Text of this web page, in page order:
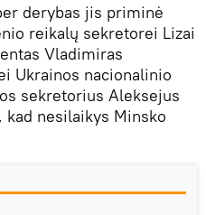
derybas jis priminė
reikalų sekretorei Lizai
Vladimiras
Ukrainos nacionalinio
sekretorius Aleksejus
kad nesilaikys Minsko